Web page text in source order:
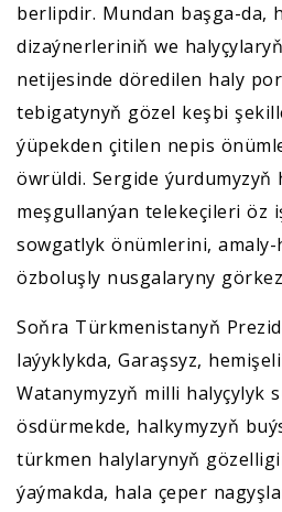
berlipdir. Mundan başga-da,
dizaýnerleriniň we
netijesinde döredilen haly
tebigatynyň gözel keşbi
ýüpekden çitilen nepis
öwrüldi. Sergide ýurdumyzyň
meşgullanýan telekeçileri öz
sowgatlyk önümlerini,
özboluşly nusgalaryny
Soňra Türkmenistanyň
laýyklykda, Garaşsyz,
Watanymyzyň milli halyçylyk
ösdürmekde, halkymyzyň
türkmen halylarynyň
ýaýmakda, hala çeper